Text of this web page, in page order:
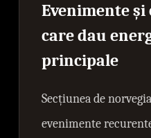
Evenimente
care dau
principale
Secțiunea de
evenimente